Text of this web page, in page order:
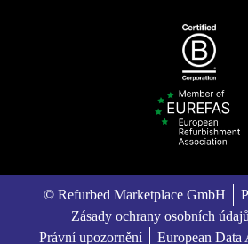
© Refurbed Marketplace GmbH
Zásady ochrany osobních údajů
Právní upozornění
European Data